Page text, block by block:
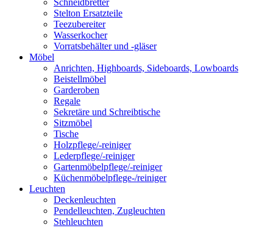
Schneidbretter
Stelton Ersatzteile
Teezubereiter
Wasserkocher
Vorratsbehälter und -gläser
Möbel
Anrichten, Highboards, Sideboards, Lowboards
Beistellmöbel
Garderoben
Regale
Sekretäre und Schreibtische
Sitzmöbel
Tische
Holzpflege/-reiniger
Lederpflege/-reiniger
Gartenmöbelpflege/-reiniger
Küchenmöbelpflege-/reiniger
Leuchten
Deckenleuchten
Pendelleuchten, Zugleuchten
Stehleuchten